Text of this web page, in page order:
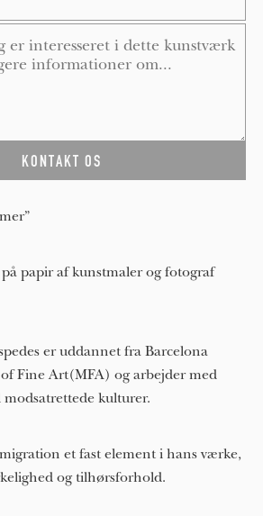
papir af kunstmaler og fotograf
er uddannet fra Barcelona
Fine Art(MFA) og arbejder med
kulturer.
et fast element i hans værke,
og tilhørsforhold.